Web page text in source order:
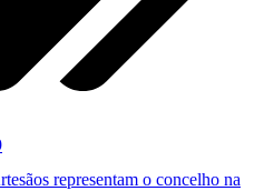
representam o concelho na